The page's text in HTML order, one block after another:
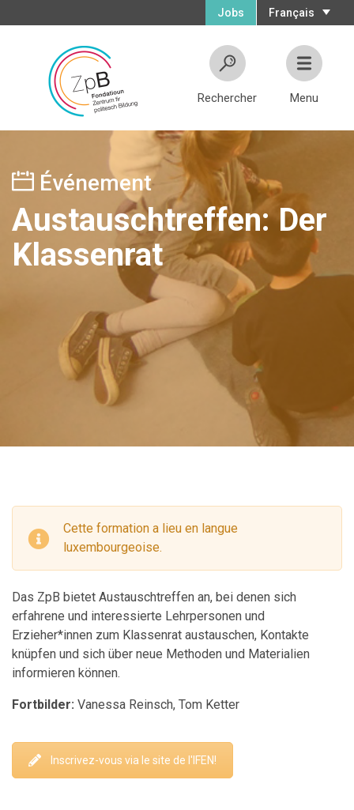
Français
Jobs
Rechercher Menu
Événement
Austauschtreffen: Der
Klassenrat
Cette formation a lieu en langue
luxembourgeoise.
Das ZpB bietet Austauschtreffen an, bei denen sich
erfahrene und interessierte Lehrpersonen und
Erzieher*innen zum Klassenrat austauschen, Kontakte
knüpfen und sich über neue Methoden und Materialien
informieren können.
Fortbilder: Vanessa Reinsch, Tom Ketter
Inscrivez-vous via le site de l'IFEN!